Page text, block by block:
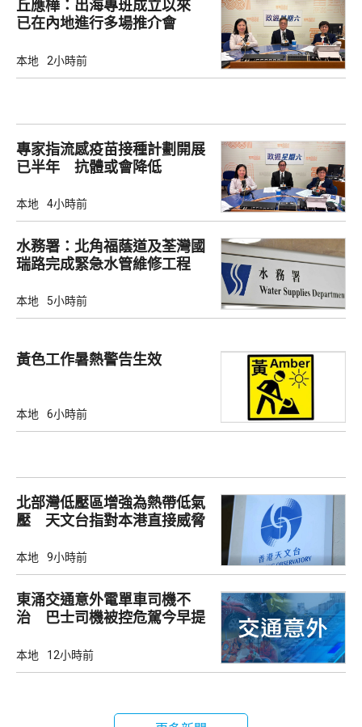
丘應樺：出海專班成立以來
已在內地進行多場推介會
本地 2小時前
專家指流感疫苗接種計劃開展
已半年 抗體或會降低
本地 4小時前
水務署：北角福蔭道及荃灣國
瑞路完成緊急水管維修工程
本地 5小時前
黃色工作暑熱警告生效
本地 6小時前
北部灣低壓區增強為熱帶低氣
壓 天文台指對本港直接威脅
本地 9小時前
東涌交通意外電單車司機不
治 巴士司機被控危駕今早提
本地 12小時前